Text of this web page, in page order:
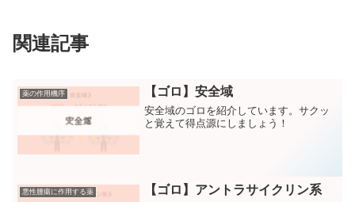
関連記事
薬の作用機序 【ゴロ】安全域
安全域のゴロを紹介しています。サクッ
と覚えて得点源にしましょう！
悪性腫瘍に作用する薬 【ゴロ】アントラサイクリン系